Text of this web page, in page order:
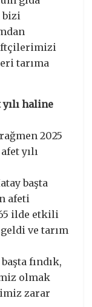
bizi
tarıma
yılı haline
2025
yılı
başta
afeti
65 ilde etkili
ve tarım
fındık,
olmak
zarar